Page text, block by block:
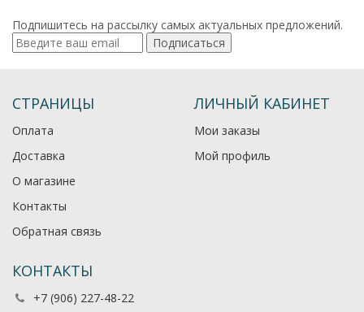
Подпишитесь на рассылку самых актуальных предложений.
Подписаться
СТРАНИЦЫ
Оплата
Доставка
О магазине
Контакты
Обратная связь
ЛИЧНЫЙ КАБИНЕТ
Мои заказы
Мой профиль
КОНТАКТЫ
+7 (906) 227-48-22